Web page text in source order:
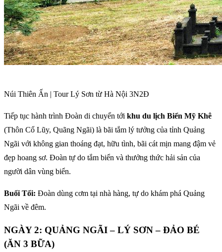
Núi Thiên Ấn | Tour Lý Sơn từ Hà Nội 3N2Đ
Tiếp tục hành trình Đoàn di chuyển tới khu du lịch Biển Mỹ Khê
(Thôn Cổ Lũy, Quãng Ngãi) là bãi tắm lý tưởng của tỉnh Quảng
Ngãi với không gian thoáng đạt, hữu tình, bãi cát mịn mang đậm vẻ
đẹp hoang sơ. Đoàn tự do tắm biển và thưởng thức hải sản của
người dân vùng biển.
Buổi Tổi: Đoàn dùng cơm tại nhà hàng, tự do khám phá Quảng
Ngãi về đêm.
NGÀY 2: QUẢNG NGÃI – LÝ SƠN – ĐẢO BÉ
(ĂN 3 BỮA)